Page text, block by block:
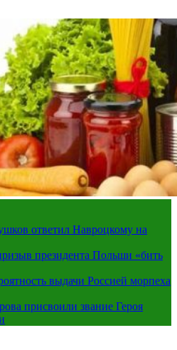
ответил Навроцкому на
президента Польши «бить
выдачи Россией морпеха
присвоили звание Героя